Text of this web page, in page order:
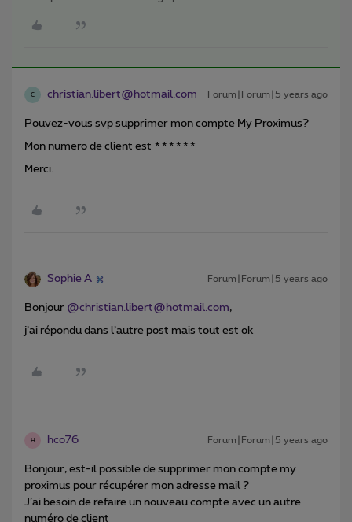
C christian.libert@hotmail.com Forum|Forum|5 years ago
Pouvez-vous svp supprimer mon compte My Proximus?
Mon numero de client est ******
Merci.
Sophie A Forum|Forum|5 years ago
Bonjour @christian.libert@hotmail.com,
j’ai répondu dans l’autre post mais tout est ok
H hco76 Forum|Forum|5 years ago
Bonjour, est-il possible de supprimer mon compte my
proximus pour récupérer mon adresse mail ?
J’ai besoin de refaire un nouveau compte avec un autre
numéro de client